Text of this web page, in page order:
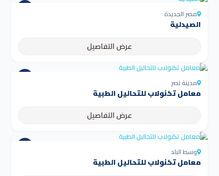
مصر الجديدة
الصيدلية
عرض التفاصيل
مدينة نصر
معامل تكنولاب للتحاليل الطبية
عرض التفاصيل
وسط البلد
معامل تكنولاب للتحاليل الطبية